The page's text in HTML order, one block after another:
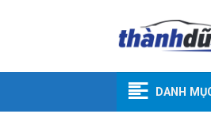
DANH